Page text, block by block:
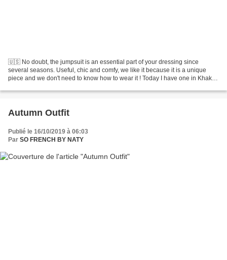
🇺🇸 No doubt, the jumpsuit is an essential part of your dressing since
several seasons. Useful, chic and comfy, we like it because it is a unique
piece and we don't need to know how to wear it ! Today I have one in Khaki,
Autumn Outfit
Publié le 16/10/2019 à 06:03
Par SO FRENCH BY NATY